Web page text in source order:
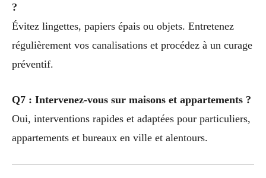
?
Évitez lingettes, papiers épais ou objets. Entretenez
régulièrement vos canalisations et procédez à un curage
préventif.
Q7 : Intervenez-vous sur maisons et appartements ?
Oui, interventions rapides et adaptées pour particuliers,
appartements et bureaux en ville et alentours.